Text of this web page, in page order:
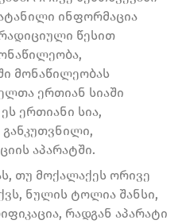
ინფორმაცია
წესით
მონაწილეობას
ერთიან სიაში
ერთიანი სია,
აპარატში.
თუ მოქალაქეს ორივე
ნულის ტოლია შანსი,
რადგან აპარატი